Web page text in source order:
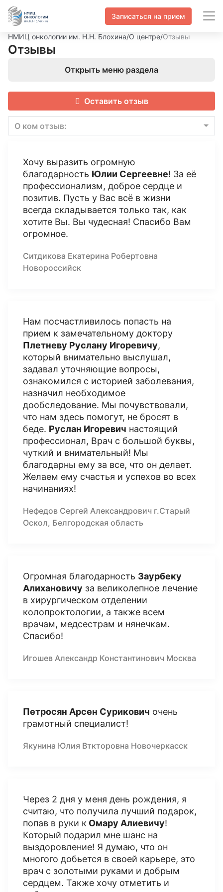
Записаться на прием
НМИЦ онкологии им. Н.Н. Блохина/О центре/Отзывы
Отзывы
Открыть меню раздела
Оставить отзыв
О ком отзыв:
Хочу выразить огромную
благодарность Юлии Сергеевне! За её
профессионализм, доброе сердце и
позитив. Пусть у Вас всё в жизни
всегда складывается только так, как
хотите Вы. Вы чудесная! Спасибо Вам
огромное.
Ситдикова Екатерина Робертовна
Новороссийск
Нам посчастливилось попасть на
прием к замечательному доктору
Плетневу Руслану Игоревичу,
который внимательно выслушал,
задавал уточняющие вопросы,
ознакомился с историей заболевания,
назначил необходимое
дообследование. Мы почувствовали,
что нам здесь помогут, не бросят в
беде. Руслан Игоревич настоящий
профессионал, Врач с большой буквы,
чуткий и внимательный! Мы
благодарны ему за все, что он делает.
Желаем ему счастья и успехов во всех
начинаниях!
Нефедов Сергей Александрович г.Старый
Оскол, Белгородская область
Огромная благодарность Заурбеку
Алихановичу за великолепное лечение
в хирургическом отделении
колопроктологии, а также всем
врачам, медсестрам и нянечкам.
Спасибо!
Игошев Александр Константинович Москва
Петросян Арсен Сурикович очень
грамотный специалист!
Якунина Юлия Вткторовна Новочеркасск
Через 2 дня у меня день рождения, я
считаю, что получила лучший подарок,
попав в руки к Омару Алиевичу!
Который подарил мне шанс на
выздоровление! Я думаю, что он
многого добьется в своей карьере, это
врач с золотыми руками и добрым
сердцем. Также хочу отметить и